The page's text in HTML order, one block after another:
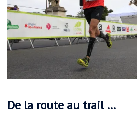
De la route au trail …